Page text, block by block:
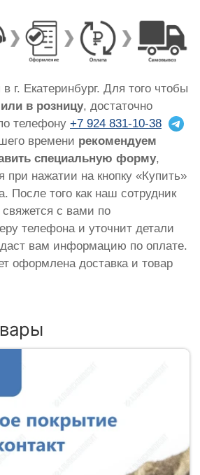
г. Екатеринбург. Для того чтобы
в розницу, достаточно
телефону +7 924 831-10-38
времени рекомендуем
специальную форму,
при нажатии на кнопку «Купить»
После того как наш сотрудник
свяжется с вами по
телефона и уточнит детали
вам информацию по оплате.
оформлена доставка и товар